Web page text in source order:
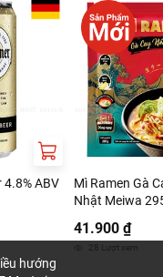
4.8% ABV
Mì Ramen Gà
Nhật Meiwa
41.900 ₫
28 Lượt xem
hướng